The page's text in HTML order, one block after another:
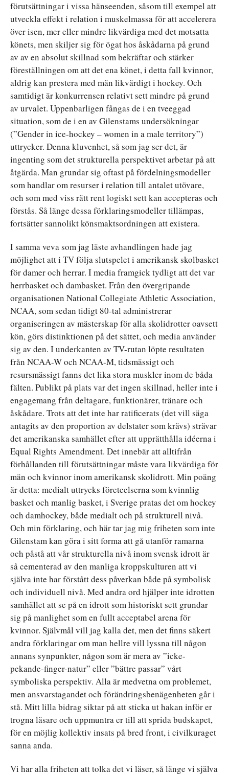
förutsättningar i vissa hänseenden, såsom till exempel att
utveckla effekt i relation i muskelmassa för att accelerera
över isen, mer eller mindre likvärdiga med det motsatta
könets, men skiljer sig för ögat hos åskådarna på grund
av av en absolut skillnad som bekräftar och stärker
föreställningen om att det ena könet, i detta fall kvinnor,
aldrig kan prestera med män likvärdigt i hockey. Och
samtidigt är konkurrensen relativt sett mindre på grund
av urvalet. Uppenbarligen fångas de i en tveeggad
situation, som de i en av Gilenstams undersökningar
(”Gender in ice-hockey – women in a male territory”)
uttrycker. Denna kluvenhet, så som jag ser det, är
ingenting som det strukturella perspektivet arbetar på att
åtgärda. Man grundar sig oftast på fördelningsmodeller
som handlar om resurser i relation till antalet utövare,
och som med viss rätt rent logiskt sett kan accepteras och
förstås. Så länge dessa förklaringsmodeller tillämpas,
fortsätter sannolikt könsmaktsordningen att existera.
I samma veva som jag läste avhandlingen hade jag
möjlighet att i TV följa slutspelet i amerikansk skolbasket
för damer och herrar. I media framgick tydligt att det var
herrbasket och dambasket. Från den övergripande
organisationen National Collegiate Athletic Association,
NCAA, som sedan tidigt 80-tal administrerar
organiseringen av mästerskap för alla skolidrotter oavsett
kön, görs distinktionen på det sättet, och media använder
sig av den. I underkanten av TV-rutan löpte resultaten
från NCAA-W och NCAA-M, tidsmässigt och
resursmässigt fanns det lika stora muskler inom de båda
fälten. Publikt på plats var det ingen skillnad, heller inte i
engagemang från deltagare, funktionärer, tränare och
åskådare. Trots att det inte har ratificerats (det vill säga
antagits av den proportion av delstater som krävs) strävar
det amerikanska samhället efter att upprätthålla idéerna i
Equal Rights Amendment. Det innebär att alltifrån
förhållanden till förutsättningar måste vara likvärdiga för
män och kvinnor inom amerikansk skolidrott. Min poäng
är detta: medialt uttrycks företeelserna som kvinnlig
basket och manlig basket, i Sverige pratas det om hockey
och damhockey, både medialt och på strukturell nivå.
Och min förklaring, och här tar jag mig friheten som inte
Gilenstam kan göra i sitt forma att gå utanför ramarna
och påstå att vår strukturella nivå inom svensk idrott är
så cementerad av den manliga kroppskulturen att vi
själva inte har förstått dess påverkan både på symbolisk
och individuell nivå. Med andra ord hjälper inte idrotten
samhället att se på en idrott som historiskt sett grundar
sig på manlighet som en fullt acceptabel arena för
kvinnor. Självmål vill jag kalla det, men det finns säkert
andra förklaringar om man hellre vill lyssna till någon
annans synpunkter, någon som är mera av ”icke-
pekande-finger-natur” eller ”bättre passar” vårt
symboliska perspektiv. Alla är medvetna om problemet,
men ansvarstagandet och förändringsbenägenheten går i
stå. Mitt lilla bidrag siktar på att sticka ut hakan inför er
trogna läsare och uppmuntra er till att sprida budskapet,
för en möjlig kollektiv insats på bred front, i civilkuraget
sanna anda.
Vi har alla friheten att tolka det vi läser, så länge vi själva